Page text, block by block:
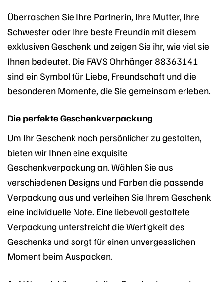
Überraschen Sie Ihre Partnerin, Ihre Mutter, Ihre
Schwester oder Ihre beste Freundin mit diesem
exklusiven Geschenk und zeigen Sie ihr, wie viel sie
Ihnen bedeutet. Die FAVS Ohrhänger 88363141
sind ein Symbol für Liebe, Freundschaft und die
besonderen Momente, die Sie gemeinsam erleben.
Die perfekte Geschenkverpackung
Um Ihr Geschenk noch persönlicher zu gestalten,
bieten wir Ihnen eine exquisite
Geschenkverpackung an. Wählen Sie aus
verschiedenen Designs und Farben die passende
Verpackung aus und verleihen Sie Ihrem Geschenk
eine individuelle Note. Eine liebevoll gestaltete
Verpackung unterstreicht die Wertigkeit des
Geschenks und sorgt für einen unvergesslichen
Moment beim Auspacken.